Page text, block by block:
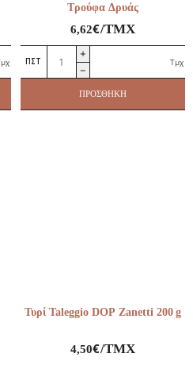
Τρούφα Δρυάς
6,62€/ΤΜΧ
Άνθος
Αλατιού
1%
Τμχ
ΠΡΟΣΘΉΚΗ
Τυρί Taleggio DOP Zanetti 200 g
4,50€/ΤΜΧ